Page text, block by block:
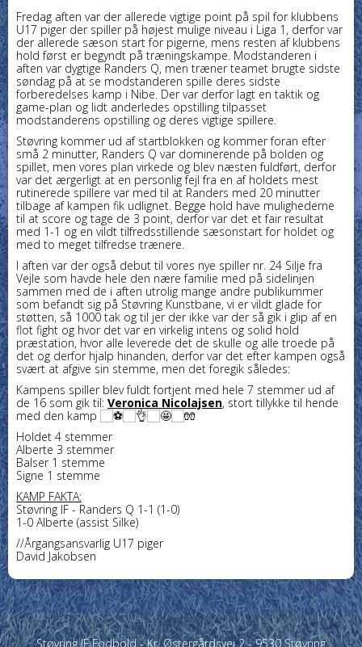
Fredag aften var der allerede vigtige point på spil for klubbens
U17 piger der spiller på højest mulige niveau i Liga 1, derfor var
der allerede sæson start for pigerne, mens resten af klubbens
hold først er begyndt på træningskampe. Modstanderen i
aften var dygtige Randers Q, men træner teamet brugte sidste
søndag på at se modstanderen spille deres sidste
forberedelses kamp i Nibe. Der var derfor lagt en taktik og
game-plan og lidt anderledes opstilling tilpasset
modstanderens opstilling og deres vigtige spillere.
Støvring kommer ud af startblokken og kommer foran efter
små 2 minutter, Randers Q var dominerende på bolden og
spillet, men vores plan virkede og blev næsten fuldført, derfor
var det ærgerligt at en personlig fejl fra en af holdets mest
rutinerede spillere var med til at Randers med 20 minutter
tilbage af kampen fik udlignet. Begge hold have mulighederne
til at score og tage de 3 point, derfor var det et fair resultat
med 1-1 og en vildt tilfredsstillende sæsonstart for holdet og
med to meget tilfredse trænere.
I aften var der også debut til vores nye spiller nr. 24 Silje fra
Vejle som havde hele den nære familie med på sidelinjen
sammen med de i aften utrolig mange andre publikummer
som befandt sig på Støvring Kunstbane, vi er vildt glade for
støtten, så 1000 tak og til jer der ikke var der så gik i glip af en
flot fight og hvor det var en virkelig intens og solid hold
præstation, hvor alle leverede det de skulle og alle troede på
det og derfor hjalp hinanden, derfor var det efter kampen også
svært at afgive sin stemme, men det foregik således:
Kampens spiller blev fuldt fortjent med hele 7 stemmer ud af
de 16 som gik til: Veronica Nicolajsen, stort tillykke til hende
med den kamp
Holdet 4 stemmer
Alberte 3 stemmer
Balser 1 stemme
Signe 1 stemme
KAMP FAKTA:
Støvring IF - Randers Q 1-1 (1-0)
1-0 Alberte (assist Silke)
//Årgangsansvarlig U17 piger
David Jakobsen
Støvring IF Fodbold - Kr. Østergårdsvej 2 - 9530 Støvring